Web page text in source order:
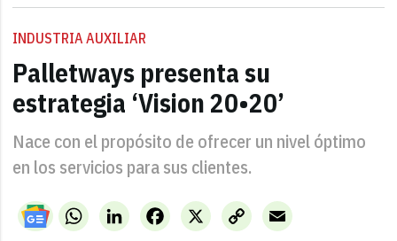
INDUSTRIA AUXILIAR
Palletways presenta su
estrategia ‘Vision 20•20’
Nace con el propósito de ofrecer un nivel óptimo
en los servicios para sus clientes.
WhatsAppLinkedIn X
Facebook
Copy
Link
Email